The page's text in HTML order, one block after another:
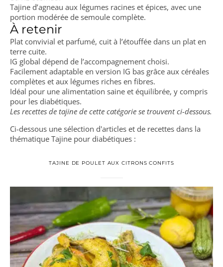
Tajine d’agneau aux légumes racines et épices, avec une
portion modérée de semoule complète.
À retenir
Plat convivial et parfumé, cuit à l’étouffée dans un plat en
terre cuite.
IG global dépend de l’accompagnement choisi.
Facilement adaptable en version IG bas grâce aux céréales
complètes et aux légumes riches en fibres.
Idéal pour une alimentation saine et équilibrée, y compris
pour les diabétiques.
Les recettes de tajine de cette catégorie se trouvent ci-dessous.
Ci-dessous une sélection d'articles et de recettes dans la
thématique Tajine pour diabétiques :
TAJINE DE POULET AUX CITRONS CONFITS